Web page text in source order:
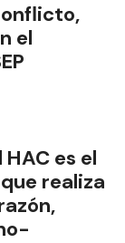
el
es el
realiza